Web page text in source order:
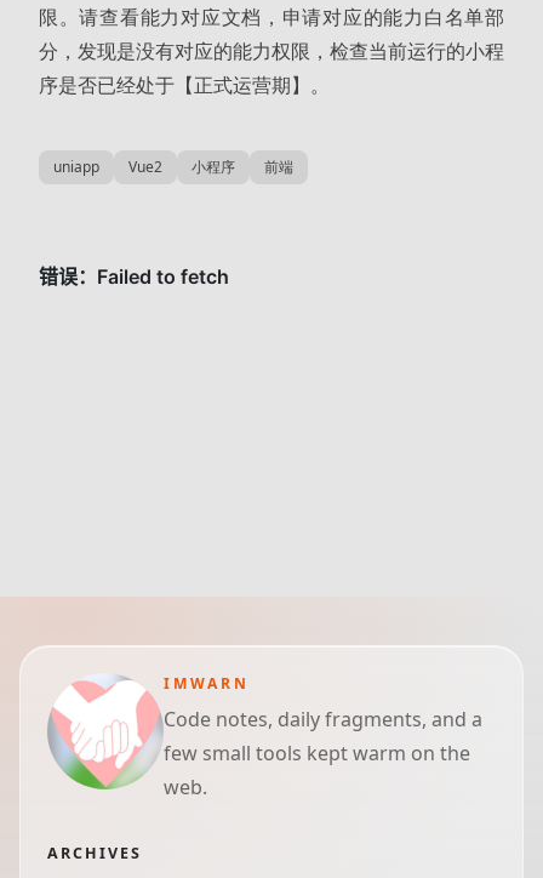
限。请查看能力对应文档，申请对应的能力白名单部
分，发现是没有对应的能力权限，检查当前运行的小程
序是否已经处于【正式运营期】。
uniapp Vue2 小程序 前端
IMWARN
Code notes, daily fragments, and a
few small tools kept warm on the
web.
ARCHIVES